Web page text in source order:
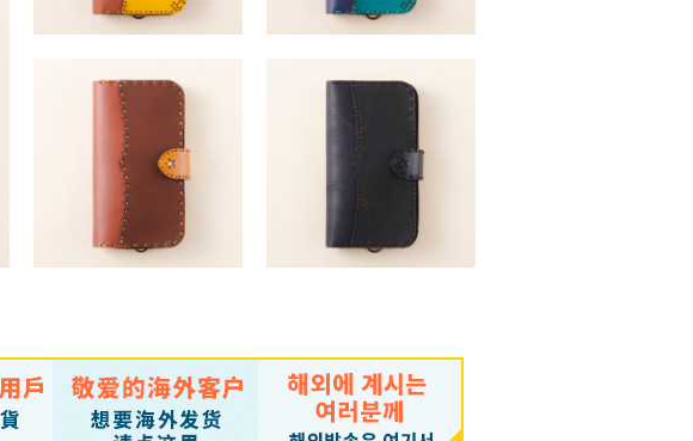
￥17,050 ～ ￥19,030 （税込）
￥17,050 ～ ￥19,030 （税込）